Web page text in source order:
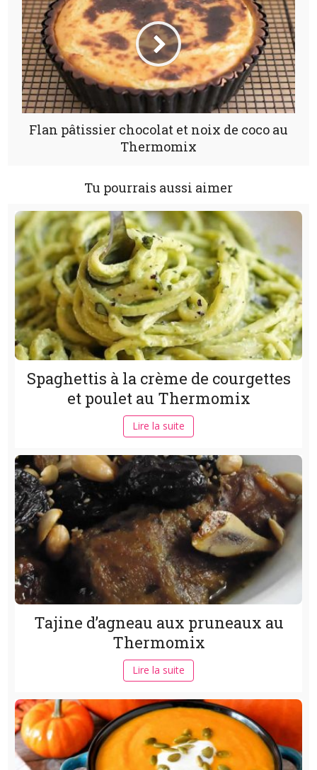
Flan pâtissier chocolat et noix de coco au
Thermomix
Tu pourrais aussi aimer
Spaghettis à la crème de courgettes
et poulet au Thermomix
Lire la suite
Tajine d’agneau aux pruneaux au
Thermomix
Lire la suite